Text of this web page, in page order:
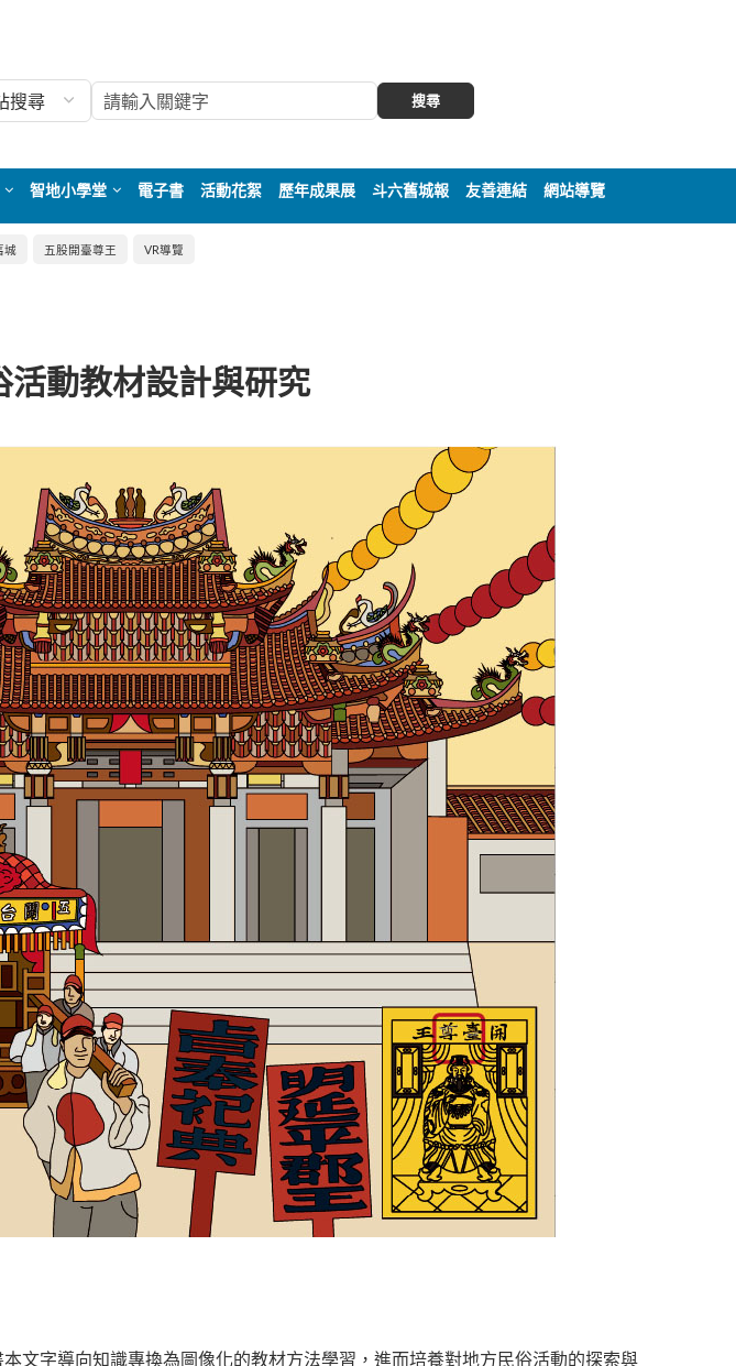
搜尋
智地小學堂 電子書 活動花絮 歷年成果展 斗六舊城報 友善連結 網站導覽
城 五股開臺尊王 VR導覽
動教材設計與研究
文字導向知識專換為圖像化的教材方法學習，進而培養對地方民俗活動的探索與